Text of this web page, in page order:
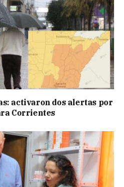
activaron dos alertas por
Corrientes